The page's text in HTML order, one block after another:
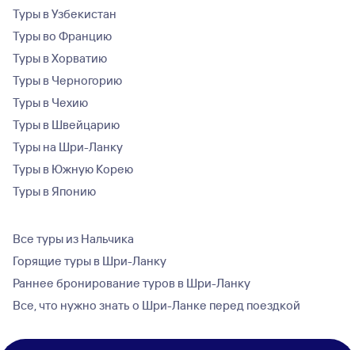
Туры в Узбекистан
Туры во Францию
Туры в Хорватию
Туры в Черногорию
Туры в Чехию
Туры в Швейцарию
Туры на Шри-Ланку
Туры в Южную Корею
Туры в Японию
Все туры из Нальчика
Горящие туры в Шри-Ланку
Раннее бронирование туров в Шри-Ланку
Все, что нужно знать о Шри-Ланке перед поездкой